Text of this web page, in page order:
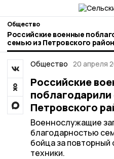
Общество
Российские военные
семью из Петровского
помощь
Общество 20 апреля
Российские
Петровского
Военнослужащие
благодарностью
бойца за повторный
техники.